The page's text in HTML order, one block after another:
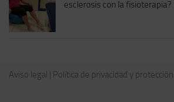
esclerosis con la fisioterapia?
Aviso legal | Política de privacidad y